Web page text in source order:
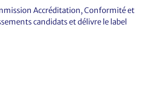
Accréditation, Conformité et
candidats et délivre le label